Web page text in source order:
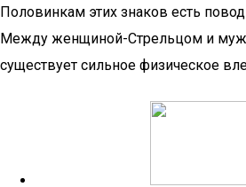
Половинкам этих знаков есть повод
Между женщиной-Стрельцом и
существует сильное физическое